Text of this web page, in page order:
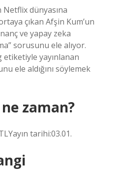
Netflix dünyasına
çıkan Afşin Kum’un
ve yapay zeka
sorusunu ele alıyor.
yayınlanan
ele aldığını söylemek
zaman?
tarihi:03.01.